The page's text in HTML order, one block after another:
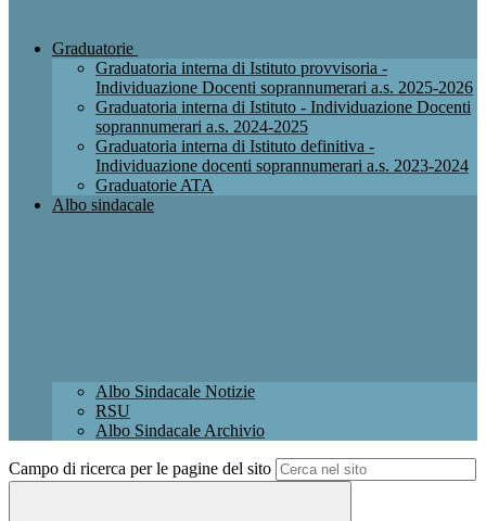
Graduatorie
Graduatoria interna di Istituto provvisoria -
Individuazione Docenti soprannumerari a.s. 2025-2026
Graduatoria interna di Istituto - Individuazione Docenti
soprannumerari a.s. 2024-2025
Graduatoria interna di Istituto definitiva -
Individuazione docenti soprannumerari a.s. 2023-2024
Graduatorie ATA
Albo sindacale
Albo Sindacale Notizie
RSU
Albo Sindacale Archivio
Campo di ricerca per le pagine del sito